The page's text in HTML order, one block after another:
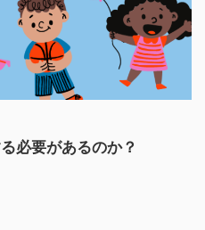
必要があるのか？